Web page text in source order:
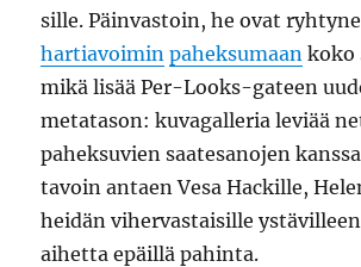
sille. Päinvastoin, he ovat
hartiavoimin paheksumaan koko
mikä lisää Per-Looks-gateen
metatason: kuvagalleria leviää
paheksuvien saatesanojen
tavoin antaen Vesa Hackille,
heidän vihervastaisille
aihetta epäillä pahinta.